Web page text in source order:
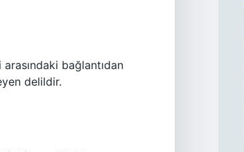
bağlantıdan
delildir.